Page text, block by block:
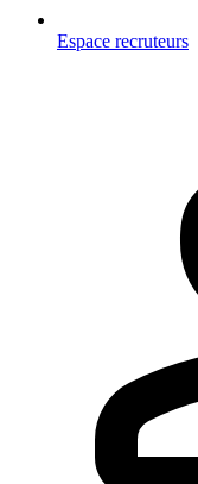
Espace recruteurs